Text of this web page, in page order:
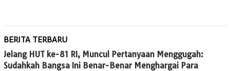
BERITA TERBARU
Jelang HUT ke-81 RI, Muncul Pertanyaan Menggugah:
Sudahkah Bangsa Ini Benar-Benar Menghargai Para